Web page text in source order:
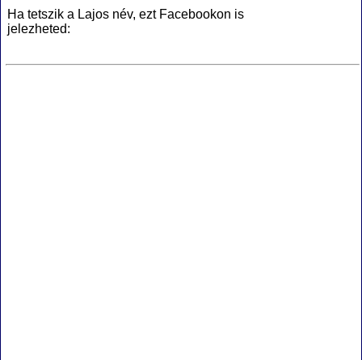
Ha tetszik a Lajos név, ezt Facebookon is
jelezheted: